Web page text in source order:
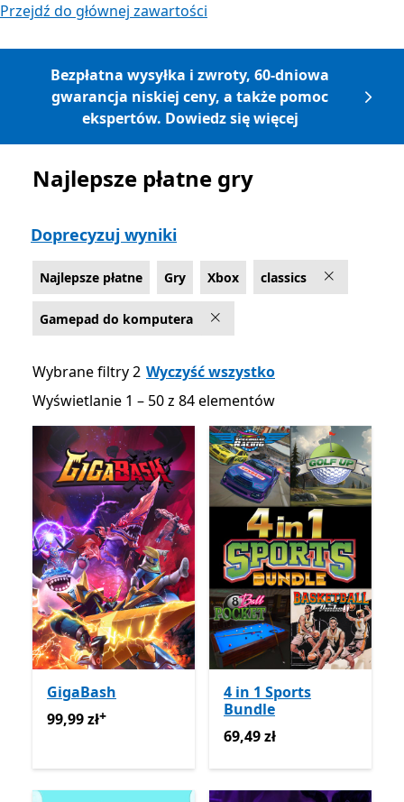
Przejdź do głównej zawartości
Bezpłatna wysyłka i zwroty, 60-dniowa
gwarancja niskiej ceny, a także pomoc
ekspertów. Dowiedz się więcej
Lista Microsoft.com
Najlepsze płatne gry
Doprecyzuj wyniki
Najlepsze płatne Gry Xbox classics
Gamepad do komputera
Wybrane filtry 2 Wyczyść wszystko
Wyświetlanie 1 – 50 z 84 elementów
Wyświetlanie 1 – 50 z 84 elementów
GigaBash
99,99 złOferty zakupu w aplikacji
99,99 zł+
4 in 1 Sports
Bundle
69,49 zł
69,49 zł